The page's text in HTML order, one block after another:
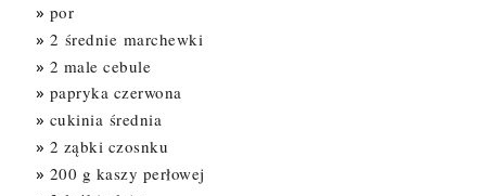
por
2 średnie marchewki
2 male cebule
papryka czerwona
cukinia średnia
2 ząbki czosnku
200 g kaszy perłowej